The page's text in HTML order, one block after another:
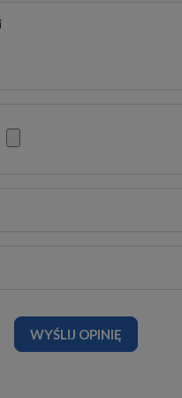
WYŚLIJ OPINIĘ